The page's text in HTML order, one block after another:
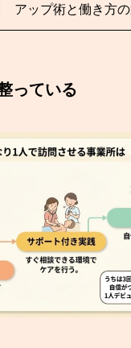
アップ術と働き方
っている